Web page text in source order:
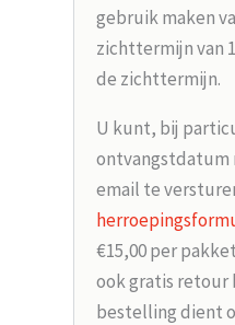
gebruik maken
zichttermijn van
de zichttermijn.
U kunt, bij
ontvangstdatum
email te
€15,00 per
ook gratis retour
bestelling dient